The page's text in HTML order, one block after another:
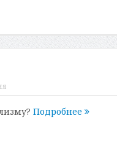
Подробнее